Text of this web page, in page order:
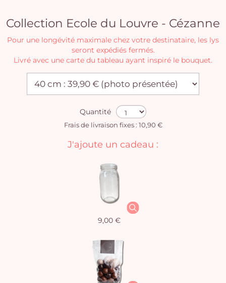
Collection Ecole du Louvre - Cézanne
Pour une longévité maximale chez votre destinataire, les lys
seront expédiés fermés.
Livré avec une carte du tableau ayant inspiré le bouquet.
Quantité
Frais de livraison fixes : 10,90 €
J'ajoute un cadeau :
9,00 €